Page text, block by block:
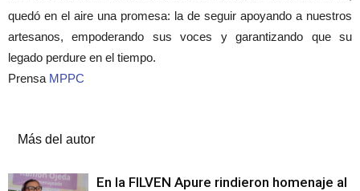
quedó en el aire una promesa: la de seguir apoyando a nuestros
artesanos, empoderando sus voces y garantizando que su
legado perdure en el tiempo.
Prensa MPPC
Más del autor
En la FILVEN Apure rindieron homenaje al